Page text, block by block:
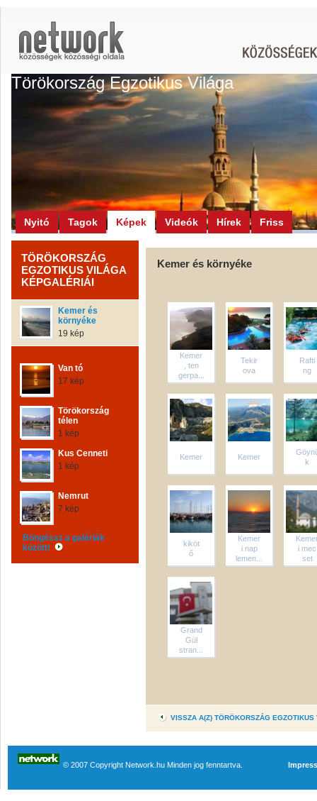
Törökország Egzotikus Világa
Nyitó Tagok Képek Videók Hírek Friss
TÖRÖKORSZÁG
EGZOTIKUS VILÁGA
KÉPGALÉRIÁI
Kemer és
környéke
19 kép
Van tó
17 kép
Törökország
télen
1 kép
Kus Cenneti
1 kép
Nemrut
7 kép
Böngéssz a galériák
között!
Kemer és környéke
Kemer
, ten
gerpa...
Tekir
ova
Rafti
ng
Kemer Kemer
k
kiköt
ő
Kemer
i nap
lemen...
i mec
set
Grand
Gül
stran...
VISSZA A(Z) TÖRÖKORSZÁG
© 2007 Copyright Network.hu Minden jog fenntartva.